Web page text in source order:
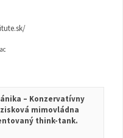
– Konzervatívny
mimovládna
think-tank.